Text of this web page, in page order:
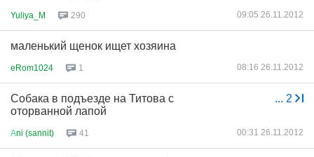
Yuliya_M 290 09:05 26.11.2012
маленький щенок ищет хозяина
eRom1024 1 08:16 26.11.2012
... 2
Собака в подъезде на Титова с
оторванной лапой
Аni (sannit) 41 00:31 26.11.2012